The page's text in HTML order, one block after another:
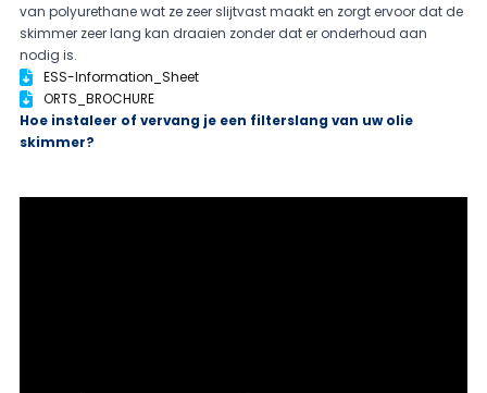
van polyurethane wat ze zeer slijtvast maakt en zorgt ervoor dat de
skimmer zeer lang kan draaien zonder dat er onderhoud aan
nodig is.
ESS-Information_Sheet
ORTS_BROCHURE
Hoe instaleer of vervang je een filterslang van uw olie
skimmer?